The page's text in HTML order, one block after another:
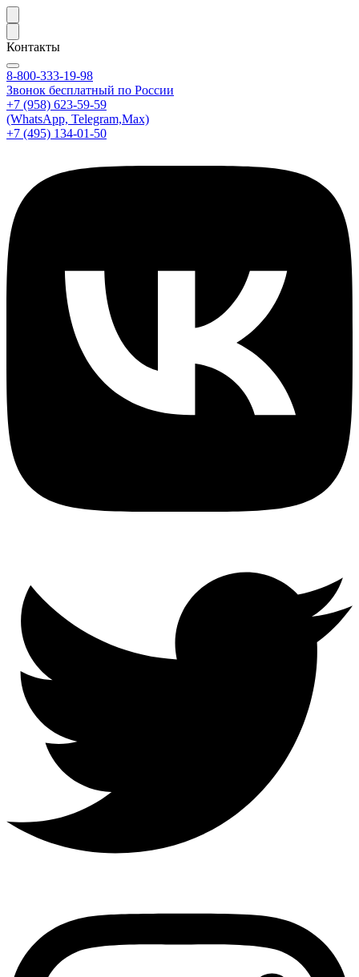
Контакты
8-800-333-19-98
Звонок бесплатный по России
+7 (958) 623-59-59
(WhatsApp, Telegram,Max)
+7 (495) 134-01-50